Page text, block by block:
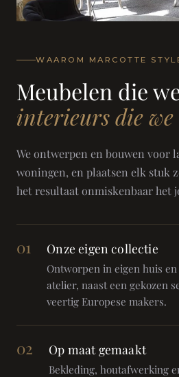
WAAROM MARCOTTE
Meubelen die
interieurs die we
We ontwerpen en bouwen voor
woningen, en plaatsen elk stuk
het resultaat onmiskenbaar het
01 Onze eigen collectie
Ontworpen in eigen huis
atelier, naast een gekozen
veertig Europese makers.
02 Op maat gemaakt
Bekleding, houtafwerking